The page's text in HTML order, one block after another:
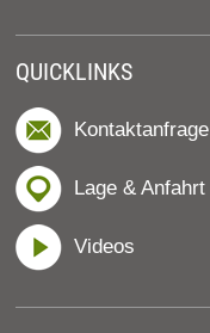
QUICKLINKS
Kontaktanfrage
Lage & Anfahrt
Videos